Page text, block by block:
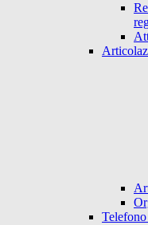
Telefono